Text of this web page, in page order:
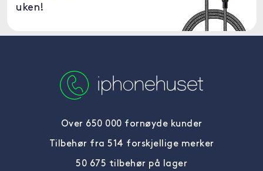
uken!
Over 650 000 fornøyde kunder
Tilbehør fra 514 forskjellige merker
50 675 tilbehør på lager